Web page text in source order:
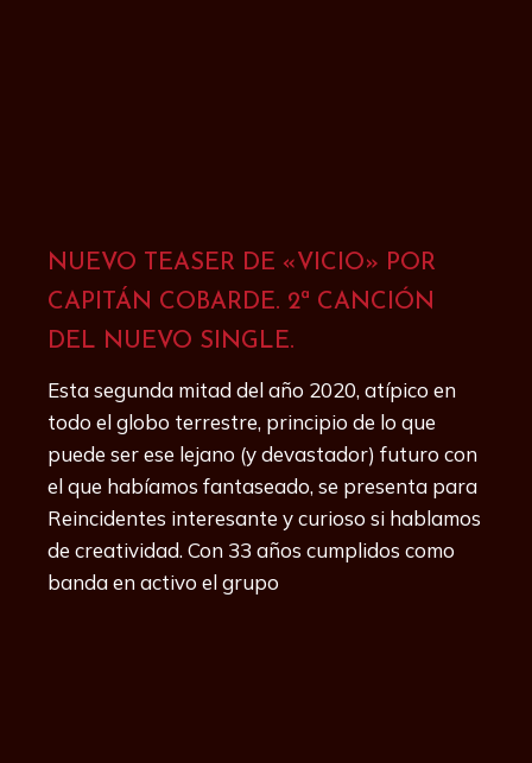
NUEVO TEASER DE «VICIO» POR
CAPITÁN COBARDE. 2ª CANCIÓN
DEL NUEVO SINGLE.
Esta segunda mitad del año 2020, atípico en
todo el globo terrestre, principio de lo que
puede ser ese lejano (y devastador) futuro con
el que habíamos fantaseado, se presenta para
Reincidentes interesante y curioso si hablamos
de creatividad. Con 33 años cumplidos como
banda en activo el grupo